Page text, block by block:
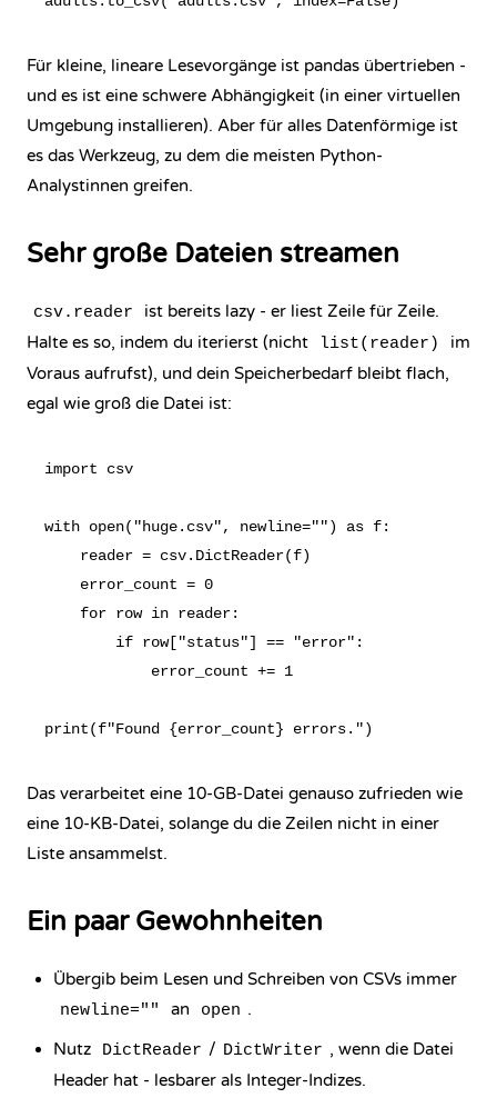
Für kleine, lineare Lesevorgänge ist pandas übertrieben -
und es ist eine schwere Abhängigkeit (in einer virtuellen
Umgebung installieren). Aber für alles Datenförmige ist
es das Werkzeug, zu dem die meisten Python-
Analystinnen greifen.
Sehr große Dateien streamen
csv.reader
ist bereits lazy - er liest Zeile für Zeile.
Halte es so, indem du iterierst (nicht
list(reader)
im
Voraus aufrufst), und dein Speicherbedarf bleibt flach,
egal wie groß die Datei ist:
import csv
with open("huge.csv", newline="") as f:
    reader = csv.DictReader(f)
    error_count = 0
    for row in reader:
        if row["status"] == "error":
            error_count += 1
Das verarbeitet eine 10-GB-Datei genauso zufrieden wie
eine 10-KB-Datei, solange du die Zeilen nicht in einer
Liste ansammelst.
Ein paar Gewohnheiten
Übergib beim Lesen und Schreiben von CSVs immer
newline="" an open .
Nutz
DictReader / DictWriter , wenn die Datei
Header hat - lesbarer als Integer-Indizes.